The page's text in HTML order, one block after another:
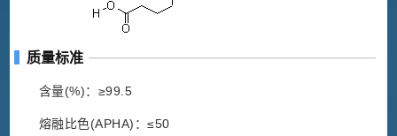
质量标准
含量(%)：≥99.5
熔融比色(APHA)：≤50